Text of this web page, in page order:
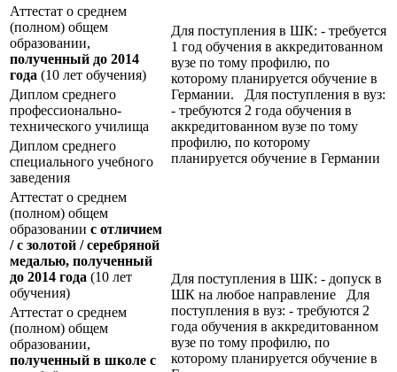
Аттестат о среднем
(полном) общем
образовании,
полученный до 2014
года (10 лет обучения)
Для поступления в ШК: - требуется
1 год обучения в аккредитованном
вузе по тому профилю, по
которому планируется обучение в
Германии. Для поступления в вуз:
- требуются 2 года обучения в
аккредитованном вузе по тому
профилю, по которому
планируется обучение в Германии
Диплом среднего
профессионально-
технического училища
Диплом среднего
специального учебного
заведения
Аттестат о среднем
(полном) общем
образовании с отличием
/ с золотой / серебряной
медалью, полученный
до 2014 года (10 лет
обучения)
Для поступления в ШК: - допуск в
ШК на любое направление Для
поступления в вуз: - требуются 2
года обучения в аккредитованном
вузе по тому профилю, по
которому планируется обучение в
Аттестат о среднем
(полном) общем
образовании,
полученный в школе с